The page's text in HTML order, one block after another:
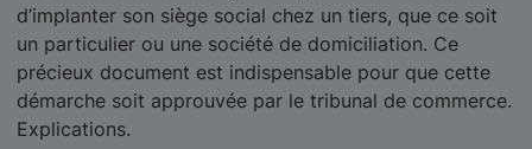
d’implanter son siège social chez un tiers, que ce soit
un particulier ou une société de domiciliation. Ce
précieux document est indispensable pour que cette
démarche soit approuvée par le tribunal de commerce.
Explications.